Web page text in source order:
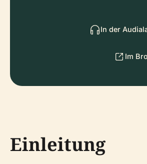
In der
Im
Einleitung